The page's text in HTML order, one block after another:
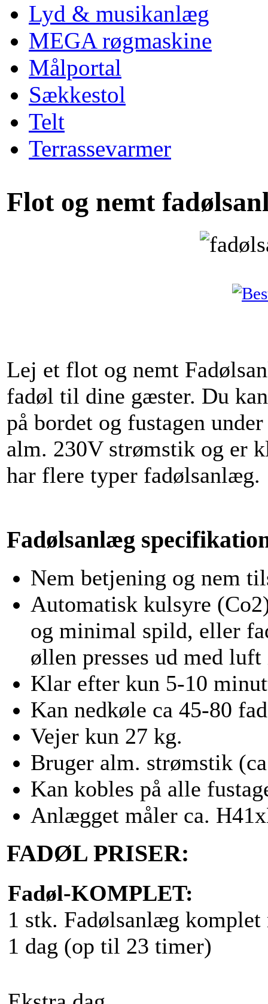
Lyd & musikanlæg
MEGA røgmaskine
Målportal
Sækkestol
Telt
Terrassevarmer
Flot og nemt
Lej et flot og nemt
fadøl til dine gæster. Du
på bordet og fustagen
alm. 230V strømstik og er
har flere typer fadølsanlæg.
Fadølsanlæg
Nem betjening og nem
Automatisk kulsyre
og minimal spild, eller
øllen presses ud med
Klar efter kun 5-10
Kan nedkøle ca 45-80
Vejer kun 27 kg.
Bruger alm. strømstik
Kan kobles på alle
Anlægget måler ca.
FADØL PRISER:
Fadøl-KOMPLET:
1 stk. Fadølsanlæg
1 dag (op til 23 timer)